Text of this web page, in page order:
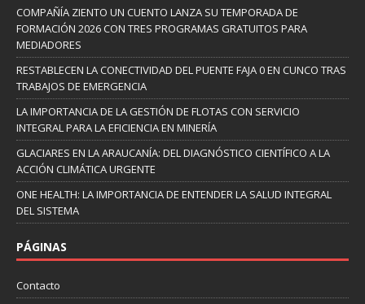
COMPAÑÍA ZIENTO UN CUENTO LANZA SU TEMPORADA DE
FORMACIÓN 2026 CON TRES PROGRAMAS GRATUITOS PARA
MEDIADORES
RESTABLECEN LA CONECTIVIDAD DEL PUENTE FAJA 0 EN CUNCO TRAS
TRABAJOS DE EMERGENCIA
LA IMPORTANCIA DE LA GESTIÓN DE FLOTAS CON SERVICIO
INTEGRAL PARA LA EFICIENCIA EN MINERÍA
GLACIARES EN LA ARAUCANÍA: DEL DIAGNÓSTICO CIENTÍFICO A LA
ACCIÓN CLIMÁTICA URGENTE
ONE HEALTH: LA IMPORTANCIA DE ENTENDER LA SALUD INTEGRAL
DEL SISTEMA
PÁGINAS
Contacto